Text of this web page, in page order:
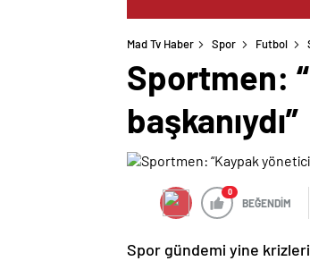
Mad Tv Haber Spor Futbol
Sportmen:
başkanıydı”
0
BEĞENDİM
Spor gündemi yine